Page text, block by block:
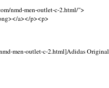
nmd-men-outlet-c-2.html/">
a></p><p>
men-outlet-c-2.html]Adidas